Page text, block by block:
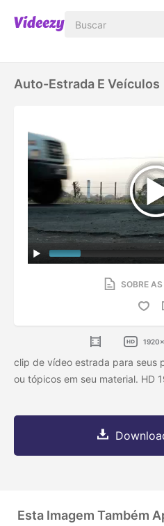
Auto-Estrada E Veículos
SOBRE
clip de vídeo estrada para seus
ou tópicos em seu material. HD
Esta Imagem Também